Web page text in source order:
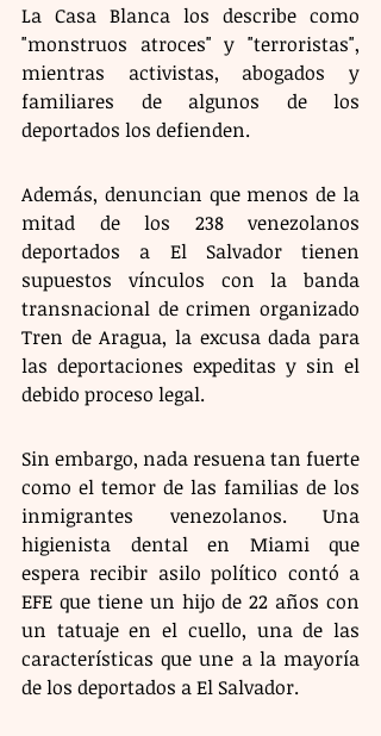
La Casa Blanca los describe como
"monstruos atroces" y "terroristas",
mientras activistas, abogados y
familiares de algunos de los
deportados los defienden.
Además, denuncian que menos de la
mitad de los 238 venezolanos
deportados a El Salvador tienen
supuestos vínculos con la banda
transnacional de crimen organizado
Tren de Aragua, la excusa dada para
las deportaciones expeditas y sin el
debido proceso legal.
Sin embargo, nada resuena tan fuerte
como el temor de las familias de los
inmigrantes venezolanos. Una
higienista dental en Miami que
espera recibir asilo político contó a
EFE que tiene un hijo de 22 años con
un tatuaje en el cuello, una de las
características que une a la mayoría
de los deportados a El Salvador.